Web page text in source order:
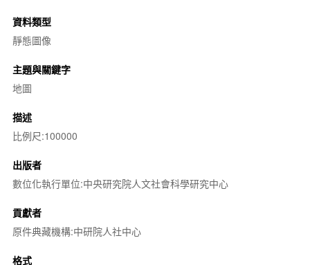
資料類型
靜態圖像
主題與關鍵字
地圖
描述
比例尺:100000
出版者
數位化執行單位:中央研究院人文社會科學研究中心
貢獻者
原件典藏機構:中研院人社中心
格式